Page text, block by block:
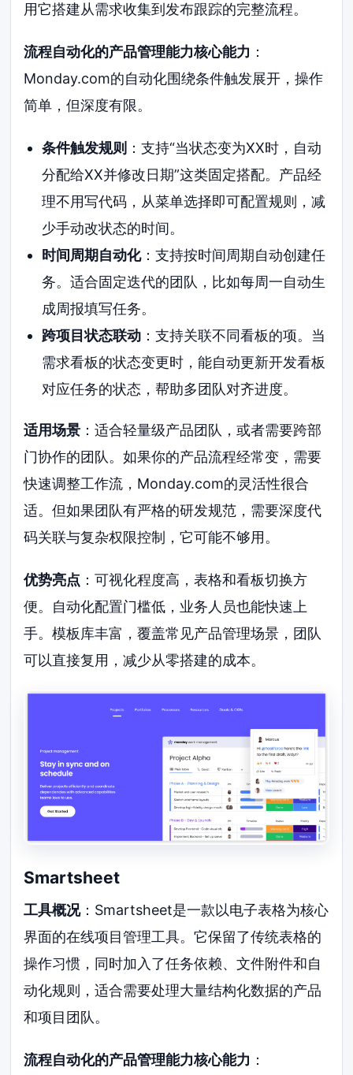
用它搭建从需求收集到发布跟踪的完整流程。
流程自动化的产品管理能力核心能力 ：
Monday.com的自动化围绕条件触发展开，操作
简单，但深度有限。
条件触发规则 ：支持“当状态变为XX时，自动
分配给XX并修改日期”这类固定搭配。产品经
理不用写代码，从菜单选择即可配置规则，减
少手动改状态的时间。
时间周期自动化：支持按时间周期自动创建任
务。适合固定迭代的团队，比如每周一自动生
成周报填写任务。
跨项目状态联动：支持关联不同看板的项。当
需求看板的状态变更时，能自动更新开发看板
对应任务的状态，帮助多团队对齐进度。
适用场景 ：适合轻量级产品团队，或者需要跨部
门协作的团队。如果你的产品流程经常变，需要
快速调整工作流，Monday.com的灵活性很合
适。但如果团队有严格的研发规范，需要深度代
码关联与复杂权限控制，它可能不够用。
优势亮点 ：可视化程度高，表格和看板切换方
便。自动化配置门槛低，业务人员也能快速上
手。模板库丰富，覆盖常见产品管理场景，团队
可以直接复用，减少从零搭建的成本。
Smartsheet
工具概况：Smartsheet是一款以电子表格为核心
界面的在线项目管理工具。它保留了传统表格的
操作习惯，同时加入了任务依赖、文件附件和自
动化规则，适合需要处理大量结构化数据的产品
和项目团队。
流程自动化的产品管理能力核心能力 ：